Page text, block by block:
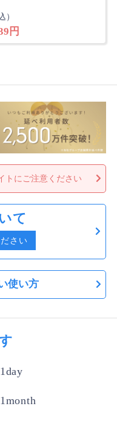
）
円
トにご注意ください
て
さい
使い方
1day
1month